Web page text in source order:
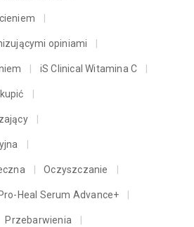
opiniami
iS Clinical Witamina C
Oczyszczanie
Pro-Heal Serum Advance+
Przebarwienia